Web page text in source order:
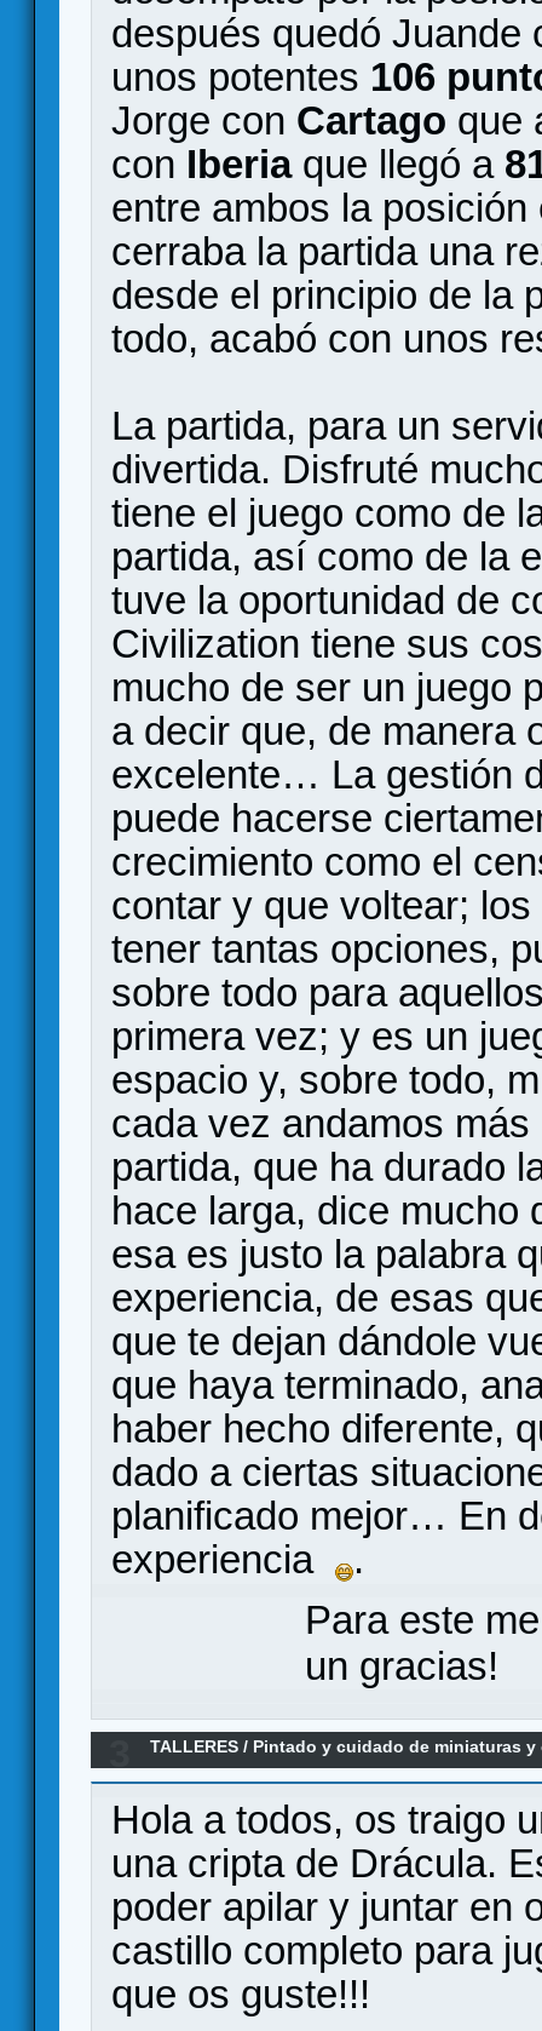
después quedó Juande
unos potentes 106
Jorge con Cartago que
con Iberia que llegó a
entre ambos la posición
cerraba la partida una
desde el principio de la
todo, acabó con unos
La partida, para un
divertida. Disfruté
tiene el juego como de
partida, así como de la
tuve la oportunidad de
Civilization tiene sus
mucho de ser un juego
a decir que, de manera
excelente… La gestión
puede hacerse
crecimiento como el
contar y que voltear;
tener tantas opciones,
sobre todo para
primera vez; y es un
espacio y, sobre todo,
cada vez andamos
partida, que ha durado
hace larga, dice mucho
esa es justo la palabra
experiencia, de esas
que te dejan dándole
que haya terminado,
haber hecho diferente,
dado a ciertas
planificado mejor… En
experiencia
.
Para este
un gracias!
TALLERES / Pintado y cuidado de miniaturas
Hola a todos, os traigo
una cripta de Drácula.
poder apilar y juntar en
castillo completo para
que os guste!!!